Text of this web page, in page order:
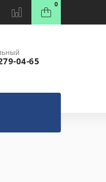
0
04-65